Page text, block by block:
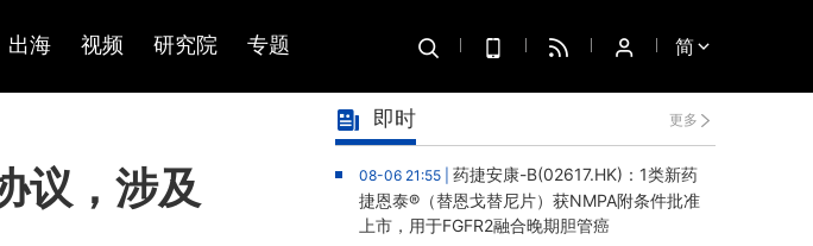
出海 视频 研究院 专题 简
议，涉及
即时 更多
08-06 21:55 | 药捷安康-B(02617.HK)：1类新药
捷恩泰®（替恩戈替尼片）获NMPA附条件批准
上市，用于FGFR2融合晚期胆管癌